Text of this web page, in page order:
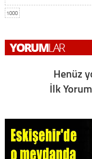
1000
Henüz
İlk